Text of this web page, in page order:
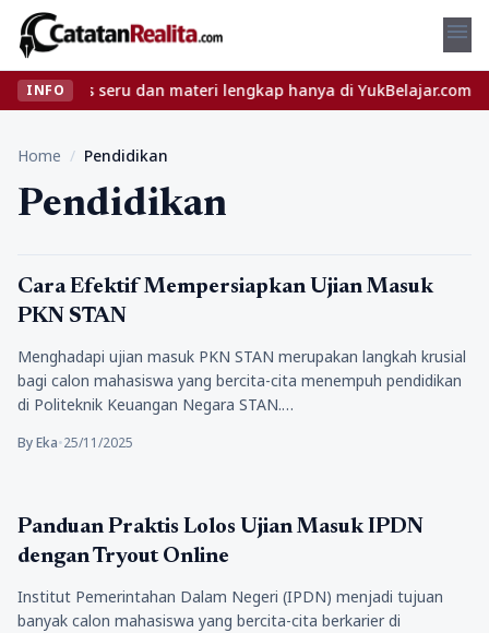
menu
INFOseru dan materi lengkap hanya di YukBelajar.com.
Home / Pendidikan
Pendidikan
media
Cara Efektif Mempersiapkan Ujian Masuk
PKN STAN
Menghadapi ujian masuk PKN STAN merupakan langkah krusial
bagi calon mahasiswa yang bercita-cita menempuh pendidikan
di Politeknik Keuangan Negara STAN.…
By Eka•25/11/2025
Pendidikan
Panduan Praktis Lolos Ujian Masuk IPDN
dengan Tryout Online
Institut Pemerintahan Dalam Negeri (IPDN) menjadi tujuan
banyak calon mahasiswa yang bercita-cita berkarier di